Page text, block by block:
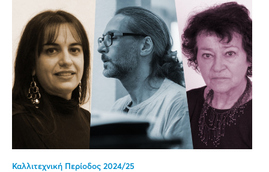
Καλλιτεχνική Περίοδος 2024/25